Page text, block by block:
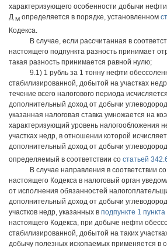
характеризующего особенности добычи
Д М определяется в порядке, установленном
Кодекса.
В случае, если рассчитанная в
настоящего подпункта разность принимает
такая разность принимается равной нулю;
9.1) 1 рубль за 1 тонну нефти
стабилизированной, добытой на участках
течение всего налогового периода
дополнительный доход от добычи
указанная налоговая ставка умножается на
характеризующий уровень налогообложения
участках недр, в отношении которой
дополнительный доход от добычи
определяемый в соответствии со статьей
В случае направления в соответствии
настоящего Кодекса в налоговый орган
от исполнения обязанностей
дополнительный доход от добычи
участков недр, указанных в подпункте 1
настоящего Кодекса, при добыче нефти
стабилизированной, добытой на таких
добычу полезных ископаемых применяется в